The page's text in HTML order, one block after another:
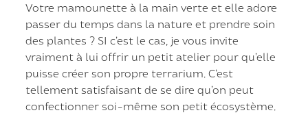
Votre mamounette à la main verte et elle adore
passer du temps dans la nature et prendre soin
des plantes ? SI c’est le cas, je vous invite
vraiment à lui offrir un petit atelier pour qu’elle
puisse créer son propre terrarium. C’est
tellement satisfaisant de se dire qu’on peut
confectionner soi-même son petit écosystème.